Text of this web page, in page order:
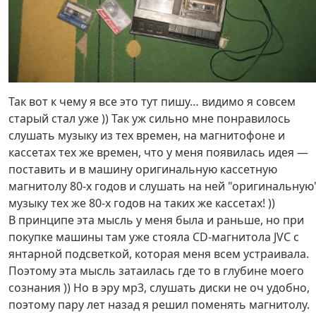
Так вот к чему я все это тут пишу… видимо я совсем
старый стал уже )) Так уж сильно мне понравилось
слушать музыку из тех времен, на магнитофоне и
кассетах тех же времен, что у меня появилась идея —
поставить и в машину оригинальную кассетную
магнитолу 80-х годов и слушать на ней
музыку тех же 80-х годов на таких же кассетах! ))
В принципе эта мысль у меня была и раньше, но при
покупке машины там уже стояла CD-магнитола JVC с
янтарной подсветкой, которая меня всем устраивала.
Поэтому эта мысль затаилась где то в глубине моего
сознания )) Но в эру мр3, слушать диски не оч удобно,
поэтому пару лет назад я решил поменять магнитолу.